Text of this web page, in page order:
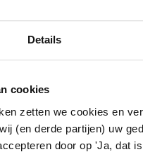
Details
cookies
zetten we cookies en
(en derde partijen) uw
door op 'Ja, dat